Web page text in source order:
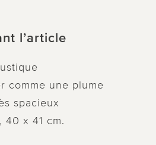
l’article
comme une plume
spacieux
40 x 41 cm.